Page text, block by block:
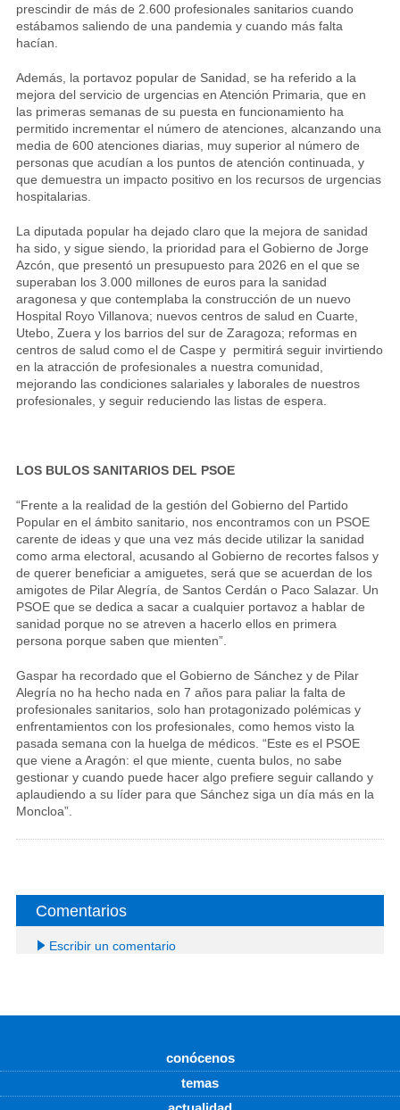
prescindir de más de 2.600 profesionales sanitarios cuando
estábamos saliendo de una pandemia y cuando más falta
hacían.
Además, la portavoz popular de Sanidad, se ha referido a la
mejora del servicio de urgencias en Atención Primaria, que en
las primeras semanas de su puesta en funcionamiento ha
permitido incrementar el número de atenciones, alcanzando una
media de 600 atenciones diarias, muy superior al número de
personas que acudían a los puntos de atención continuada, y
que demuestra un impacto positivo en los recursos de urgencias
hospitalarias.
La diputada popular ha dejado claro que la mejora de sanidad
ha sido, y sigue siendo, la prioridad para el Gobierno de Jorge
Azcón, que presentó un presupuesto para 2026 en el que se
superaban los 3.000 millones de euros para la sanidad
aragonesa y que contemplaba la construcción de un nuevo
Hospital Royo Villanova; nuevos centros de salud en Cuarte,
Utebo, Zuera y los barrios del sur de Zaragoza; reformas en
centros de salud como el de Caspe y permitirá seguir invirtiendo
en la atracción de profesionales a nuestra comunidad,
mejorando las condiciones salariales y laborales de nuestros
profesionales, y seguir reduciendo las listas de espera.
LOS BULOS SANITARIOS DEL PSOE
“Frente a la realidad de la gestión del Gobierno del Partido
Popular en el ámbito sanitario, nos encontramos con un PSOE
carente de ideas y que una vez más decide utilizar la sanidad
como arma electoral, acusando al Gobierno de recortes falsos y
de querer beneficiar a amiguetes, será que se acuerdan de los
amigotes de Pilar Alegría, de Santos Cerdán o Paco Salazar. Un
PSOE que se dedica a sacar a cualquier portavoz a hablar de
sanidad porque no se atreven a hacerlo ellos en primera
persona porque saben que mienten”.
Gaspar ha recordado que el Gobierno de Sánchez y de Pilar
Alegría no ha hecho nada en 7 años para paliar la falta de
profesionales sanitarios, solo han protagonizado polémicas y
enfrentamientos con los profesionales, como hemos visto la
pasada semana con la huelga de médicos. “Este es el PSOE
que viene a Aragón: el que miente, cuenta bulos, no sabe
gestionar y cuando puede hacer algo prefiere seguir callando y
aplaudiendo a su líder para que Sánchez siga un día más en la
Moncloa”.
Comentarios
Escribir un comentario
conócenos
temas